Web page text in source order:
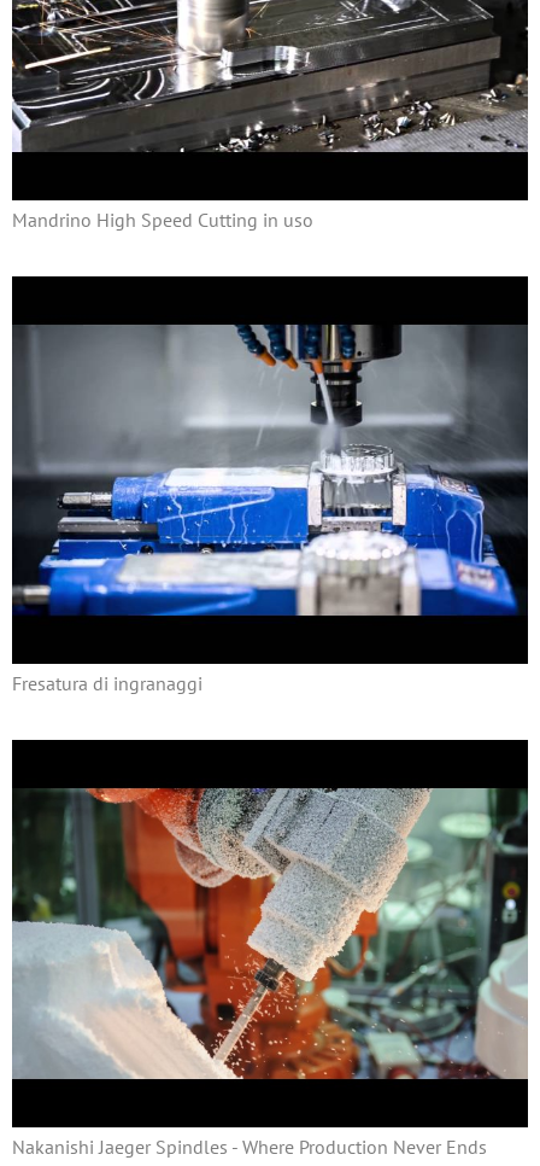
Mandrino High Speed Cutting in uso
Fresatura di ingranaggi
Nakanishi Jaeger Spindles - Where Production Never Ends